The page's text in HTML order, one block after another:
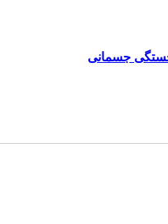
خستگی جسمانی